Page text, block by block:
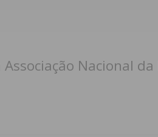
Nacional